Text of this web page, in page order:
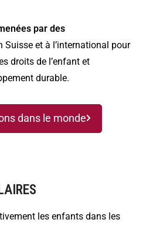
par des
Suisse et à l’international pour
droits de l’enfant et
durable.
dans le monde
les enfants dans les